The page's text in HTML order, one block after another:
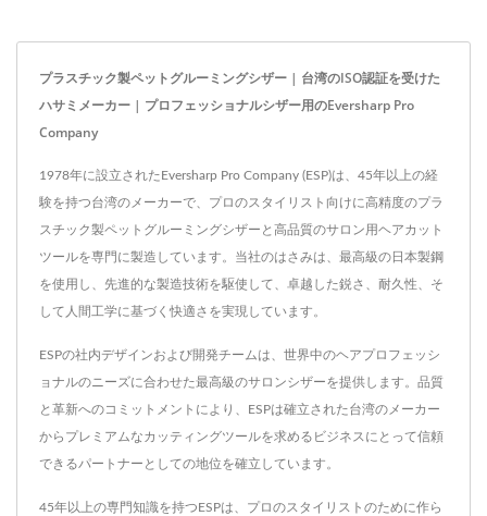
プラスチック製ペットグルーミングシザー | 台湾のISO認証を受けた
ハサミメーカー | プロフェッショナルシザー用のEversharp Pro
Company
1978年に設立されたEversharp Pro Company (ESP)は、45年以上の経
験を持つ台湾のメーカーで、プロのスタイリスト向けに高精度のプラ
スチック製ペットグルーミングシザーと高品質のサロン用ヘアカット
ツールを専門に製造しています。当社のはさみは、最高級の日本製鋼
を使用し、先進的な製造技術を駆使して、卓越した鋭さ、耐久性、そ
して人間工学に基づく快適さを実現しています。
ESPの社内デザインおよび開発チームは、世界中のヘアプロフェッシ
ョナルのニーズに合わせた最高級のサロンシザーを提供します。品質
と革新へのコミットメントにより、ESPは確立された台湾のメーカー
からプレミアムなカッティングツールを求めるビジネスにとって信頼
できるパートナーとしての地位を確立しています。
45年以上の専門知識を持つESPは、プロのスタイリストのために作ら